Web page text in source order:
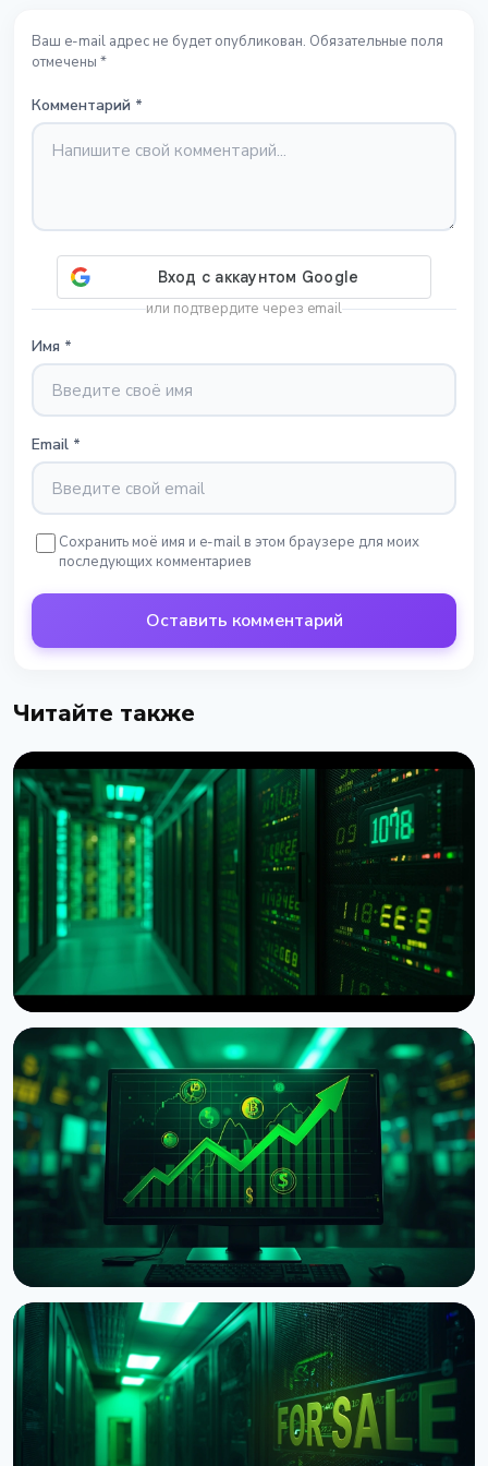
Ваш e-mail адрес не будет опубликован. Обязательные поля
отмечены *
Комментарий *
или подтвердите через email
Имя *
Email *
Сохранить моё имя и e-mail в этом браузере для моих
последующих комментариев
Оставить комментарий
Читайте также
НОВОСТЬ
American Bitcoin нарастила резерв до 8 002 BTC
после рекордной добычи в Q2
4 августа 2026 г. 5 мин чтения
НОВОСТЬ
Хедж-фонд Ашенбреннера продал акции
майнеров на $1 млрд, IREN взлетел на 27%
30 июля 2026 г. 4 мин чтения